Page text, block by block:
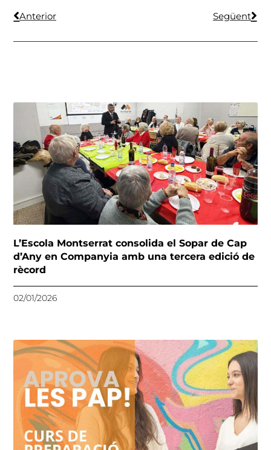
Anterior Següent
L’Escola Montserrat consolida el Sopar de Cap
d’Any en Companyia amb una tercera edició de
rècord
02/01/2026